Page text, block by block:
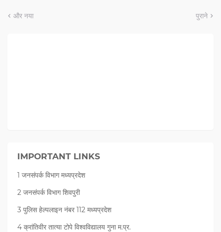
और नया पुराने
IMPORTANT LINKS
1 जनसंपर्क विभाग मध्यप्रदेश
2 जनसंपर्क विभाग शिवपुरी
3 पुलिस हेल्पलाइन नंबर 112 मध्‍यप्रदेश
4 क्रांतिवीर तात्या टोपे विश्वविद्यालय गुना म.प्र.